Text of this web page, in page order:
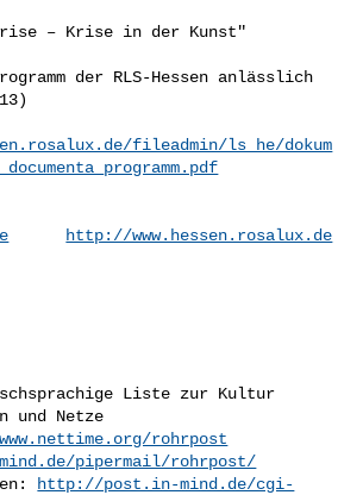
– Krise in der Kunst"
der RLS-Hessen anlässlich
fileadmin/ls_he/dokum
http://www.hessen.rosalux.de
Liste zur Kultur
und Netze
rohrpost
pipermail/rohrpost/
http://post.in-mind.de/cgi-